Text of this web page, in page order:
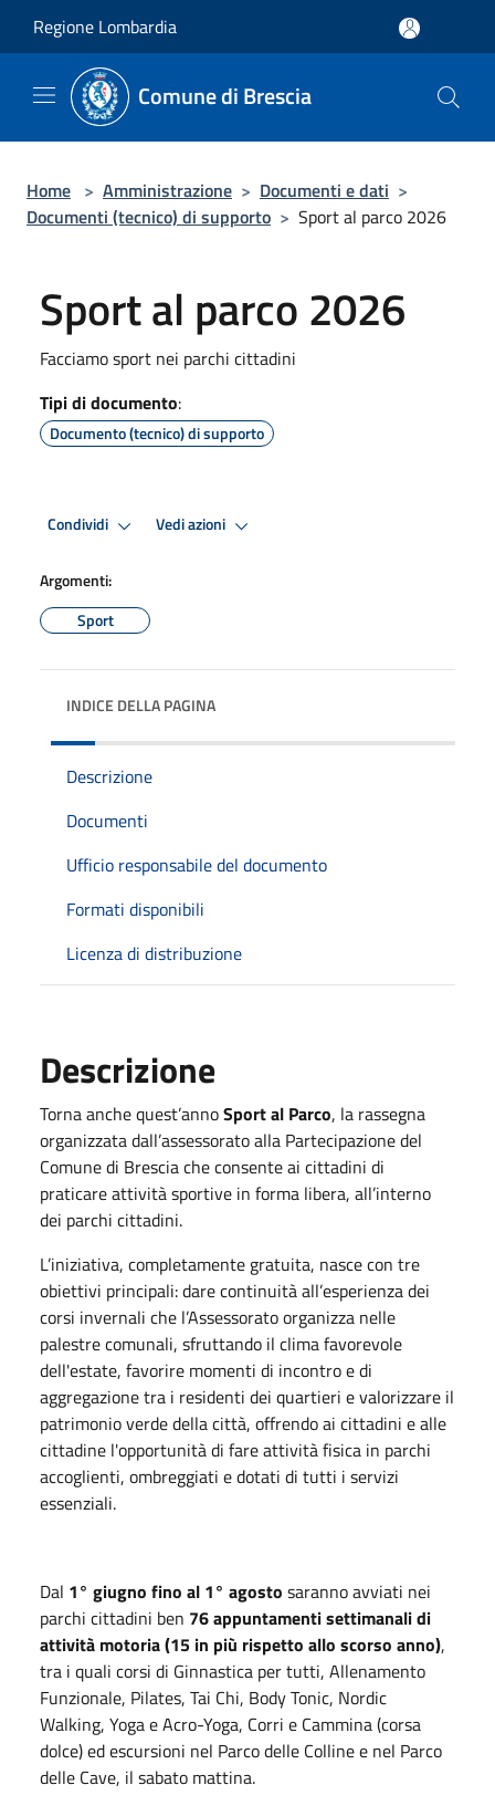
Regione Lombardia
Comune di Brescia
Home > Amministrazione > Documenti e dati >
Documenti (tecnico) di supporto > Sport al parco 2026
Sport al parco 2026
Facciamo sport nei parchi cittadini
Tipi di documento:
Documento (tecnico) di supporto
Condividi Vedi azioni
Argomenti:
Sport
INDICE DELLA PAGINA
Descrizione
Documenti
Ufficio responsabile del documento
Formati disponibili
Licenza di distribuzione
Descrizione
Torna anche quest’annoSport al Parco, la rassegna
organizzata dall’assessorato alla Partecipazione del
Comune di Brescia che consente ai cittadini di
praticare attività sportive in forma libera, all’interno
dei parchi cittadini.
L’iniziativa, completamente gratuita, nasce con tre
obiettivi principali: dare continuità all’esperienza dei
corsi invernali che l’Assessorato organizza nelle
palestre comunali, sfruttando il clima favorevole
dell'estate, favorire momenti di incontro e di
aggregazione tra i residenti dei quartieri e valorizzare il
patrimonio verde della città, offrendo ai cittadini e alle
cittadine l'opportunità di fare attività fisica in parchi
accoglienti, ombreggiati e dotati di tutti i servizi
essenziali.
Dal 1° giugno fino al 1° agosto saranno avviati nei
parchi cittadini ben 76 appuntamenti settimanali di
attività motoria (15 in più rispetto allo scorso anno),
tra i quali corsi di Ginnastica per tutti, Allenamento
Funzionale, Pilates, Tai Chi, Body Tonic, Nordic
Walking, Yoga e Acro-Yoga, Corri e Cammina (corsa
dolce) ed escursioni nel Parco delle Colline e nel Parco
delle Cave, il sabato mattina.